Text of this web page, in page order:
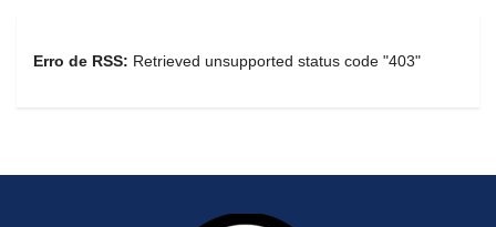
Erro de RSS: Retrieved unsupported status code "403"